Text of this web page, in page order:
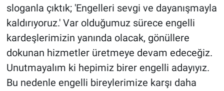
sloganla çıktık; 'Engelleri sevgi ve dayanışmayla
kaldırıyoruz.' Var olduğumuz sürece engelli
kardeşlerimizin yanında olacak, gönüllere
dokunan hizmetler üretmeye devam edeceğiz.
Unutmayalım ki hepimiz birer engelli adayıyız.
Bu nedenle engelli bireylerimize karşı daha